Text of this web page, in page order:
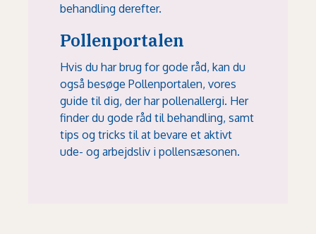
behandling derefter.
Pollenportalen
Hvis du har brug for gode råd, kan du
også besøge Pollenportalen, vores
guide til dig, der har pollenallergi. Her
finder du gode råd til behandling, samt
tips og tricks til at bevare et aktivt
ude- og arbejdsliv i pollensæsonen.